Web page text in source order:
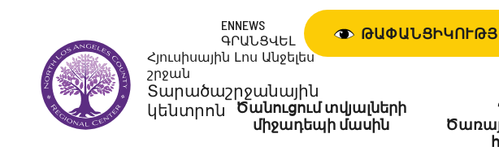
Հյուսիսային Լոս Անջելես
շրջան
Տարածաշրջանային
կենտրոն
ENNEWS
ԳՐԱՆՑՎԵԼ
Ծանուցում տվյալների
միջադեպի մասին